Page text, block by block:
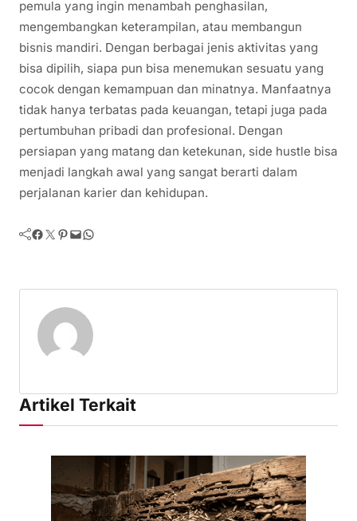
pemula yang ingin menambah penghasilan,
mengembangkan keterampilan, atau membangun
bisnis mandiri. Dengan berbagai jenis aktivitas yang
bisa dipilih, siapa pun bisa menemukan sesuatu yang
cocok dengan kemampuan dan minatnya. Manfaatnya
tidak hanya terbatas pada keuangan, tetapi juga pada
pertumbuhan pribadi dan profesional. Dengan
persiapan yang matang dan ketekunan, side hustle bisa
menjadi langkah awal yang sangat berarti dalam
perjalanan karier dan kehidupan.
Facebook Twitter Pinterest Mail WhatsApp
Artikel Terkait